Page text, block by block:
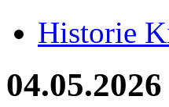
Historie
04.05.2026